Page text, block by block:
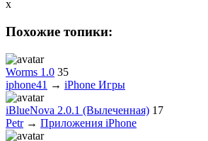
x
Похожие топики:
Worms 1.0 35
iphone41 → iPhone Игры
iBlueNova 2.0.1 (Вылеченная) 17
Petr→ Приложения iPhone